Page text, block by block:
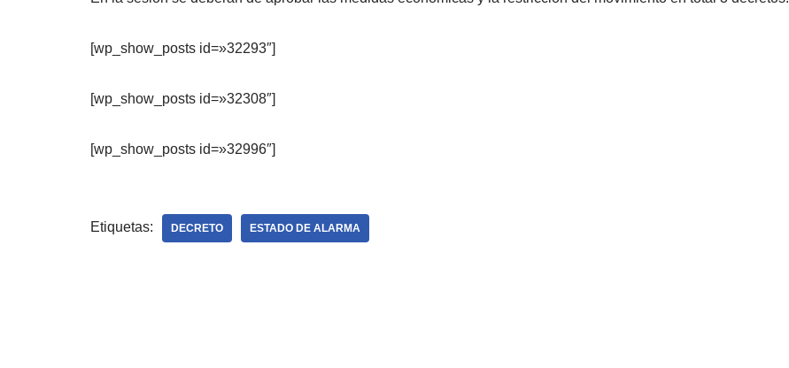
[wp_show_posts id=»32293″]
[wp_show_posts id=»32308″]
[wp_show_posts id=»32996″]
Etiquetas: DECRETO ESTADO DE ALARMA